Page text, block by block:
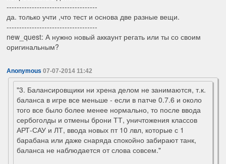
------------------------------------
да. только учти ,что тест и основа две разные вещи.
------------------------------------
new_quest: А нужно новый аккаунт регать или ты со своим
оригинальным?
Anonymous 07-07-2014 11:42
"3. Балансировщики ни хрена делом не занимаются, т.к.
баланса в игре все меньше - если в патче 0.7.6 и около
того все было более менее нормально, то после ввода
сербоголды и отмены брони ТТ, уничтожения классов
АРТ-САУ и ЛТ, ввода новых пт 10 лвл, которые с 1
барабана или даже снаряда спокойно забирают танк,
баланса не наблюдается от слова совсем."